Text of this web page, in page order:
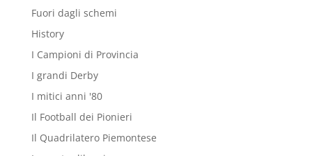
Fuori dagli schemi
History
I Campioni di Provincia
I grandi Derby
I mitici anni '80
Il Football dei Pionieri
Il Quadrilatero Piemontese